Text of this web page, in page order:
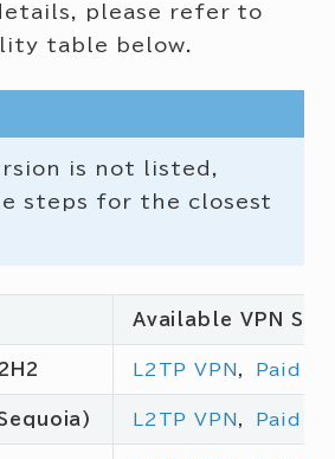
please refer to
table below.
is not listed,
steps for the closest
Available VPN
L2TP VPN ， Paid
L2TP VPN ， Paid